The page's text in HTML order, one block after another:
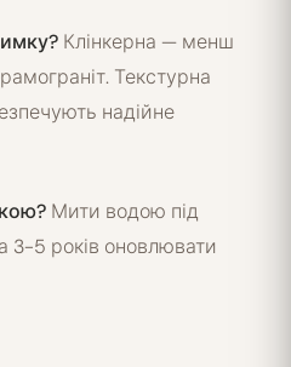
Клінкерна — менш
Текстурна
надійне
Мити водою під
3-5 років оновлювати